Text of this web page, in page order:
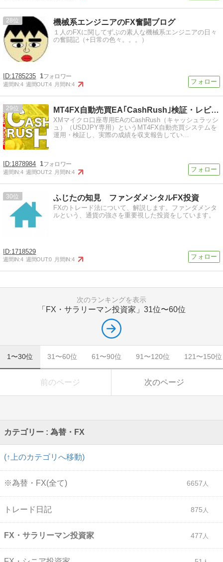
28 機械系エンジニアのFX奮闘ブログ
１人のFXに関してずぶの素人な機械系エンジニアの日々
の奮闘記（+日常の色々。。。）
1785235 1
週間IN:4 週間OUT:4 月間IN:4
29 MT4FX自動売買EA｢CashRush｣検証・レビュー・…
XMマイクロ口座専用EAのCashRush（キャッシュラッシ
ュ）（USDJPY専用）というMT4FX自動売買システムを
運用・検証し、実際の成績を収支報告してい…
1878984 1
週間IN:4 週間OUT:2 月間IN:4
30 ふじたの知見 ファンダメンタルFX投資
FXのトレード法について、解説します。ファンダメンタ
ルという、通貨の強さを重要視した投資をしています。
1718529
週間IN:4 週間OUT:0 月間IN:4
次のランキングを表示
「FX・サラリーマン投資家」 31位〜60位
1〜30位 31〜60位 61〜90位 91〜120位 121〜150位
前のページ 次のページ
カテゴリー : 為替・FX
(↑上のカテゴリへ移動)
※為替・FX(全て) 6657
トレード日記 875
FX・サラリーマン投資家 477